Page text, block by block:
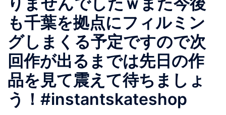
も千葉を拠点にフィルミン
グしまくる予定ですので次
回作が出るまでは先日の作
品を見て震えて待ちましょ
う！#instantskateshop